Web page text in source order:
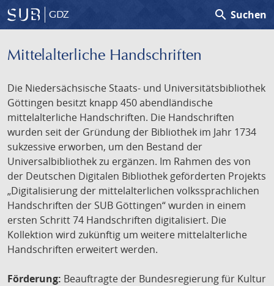
GDZ search Suchen
Mittelalterliche Handschriften
Die Niedersächsische Staats- und Universitätsbibliothek
Göttingen besitzt knapp 450 abendländische
mittelalterliche Handschriften. Die Handschriften
wurden seit der Gründung der Bibliothek im Jahr 1734
sukzessive erworben, um den Bestand der
Universalbibliothek zu ergänzen. Im Rahmen des von
der Deutschen Digitalen Bibliothek geförderten Projekts
„Digitalisierung der mittelalterlichen volkssprachlichen
Handschriften der SUB Göttingen“ wurden in einem
ersten Schritt 74 Handschriften digitalisiert. Die
Kollektion wird zukünftig um weitere mittelalterliche
Handschriften erweitert werden.
Förderung: Beauftragte der Bundesregierung für Kultur